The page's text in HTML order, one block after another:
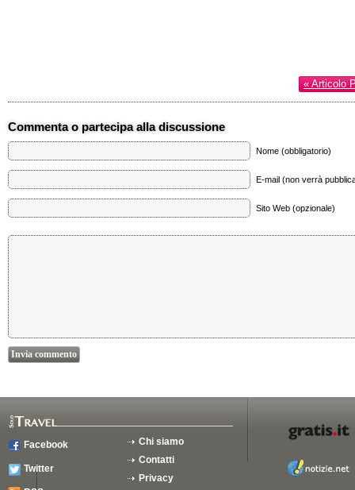
« Articolo
Commenta o partecipa alla discussione
Nome (obbligatorio)
E-mail (non verrà
Sito Web (opzionale)
Facebook
Twitter
Chi siamo
Contatti
Privacy